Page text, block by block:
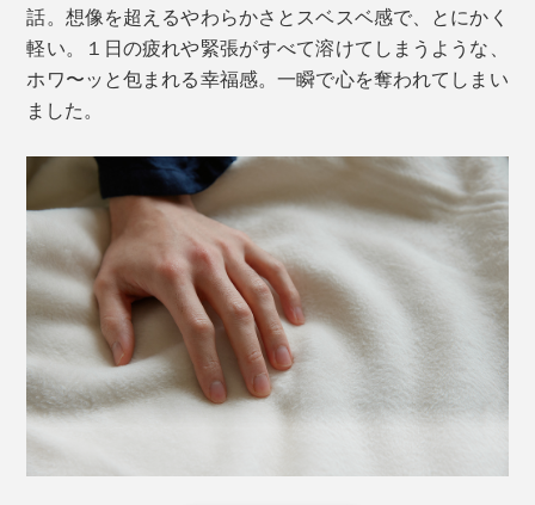
効率度外視で作られた、職人の矜持そのもの。5つ星ホ
テルのスイートルームでも味わえない贅沢の極みを、あ
なたの寝室で体感してください。
自宅で洗うとせっかくの起毛が損なわれてしまうので、
お手入れはクリーニング店へ。毛先に束感が出てきた
ら、洋服に使うようなブラシでブラッシングしてくださ
い。
話。想像を超えるやわらかさとスベスベ感で、とにかく
軽い。１日の疲れや緊張がすべて溶けてしまうような、
ホワ〜ッと包まれる幸福感。一瞬で心を奪われてしまい
ました。